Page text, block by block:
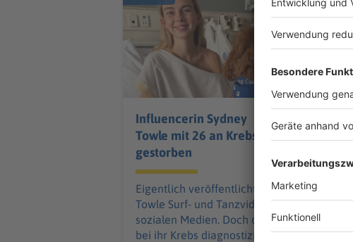
Influencerin Sydney
Towle mit 26 an Krebs
gestorben
Eigentlich veröffentlichte Sydney
Towle Surf- und Tanzvideos in den
sozialen Medien. Doch dann wurde
bei ihr Krebs diagnostiziert - und